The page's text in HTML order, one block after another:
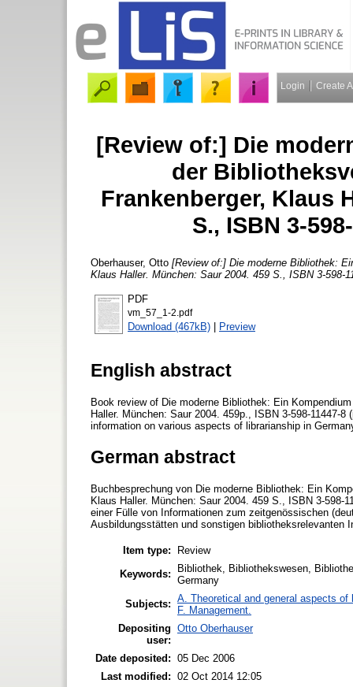
Login Create
[Review of:] Die
der
Frankenberger, Klaus
S., ISBN 3-
Oberhauser, Otto [Review of:] Die moderne Bibliothek:
Klaus Haller. München: Saur 2004. 459 S., ISBN 3-598-
PDF
vm_57_1-2.pdf
Download (467kB) | Preview
English abstract
Book review of Die moderne Bibliothek: Ein
Haller. München: Saur 2004. 459p., ISBN 3-598-11447-
information on various aspects of librarianship in
German abstract
Buchbesprechung von Die moderne Bibliothek: Ein
Klaus Haller. München: Saur 2004. 459 S., ISBN 3-598-
einer Fülle von Informationen zum zeitgenössischen
Ausbildungsstätten und sonstigen bibliotheksrelevanten
Item type:
Review
Keywords:
Bibliothek, Bibliothekswesen,
Germany
Subjects: A. Theoretical and general aspects of
F. Management.
Depositing
user:
Otto Oberhauser
Date deposited: 05 Dec 2006
Last modified: 02 Oct 2014 12:05